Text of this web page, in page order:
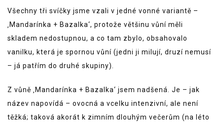
Všechny tři svíčky jsme vzali v jedné vonné variantě –
‚Mandarínka + Bazalka‘, protože většinu vůní měli
skladem nedostupnou, a co tam zbylo, obsahovalo
vanilku, která je spornou vůní (jedni ji milují, druzí nemusí
– já patřím do druhé skupiny).
Z vůně ‚Mandarínka + Bazalka‘ jsem nadšená. Je – jak
název napovídá – ovocná a vcelku intenzivní, ale není
těžká; taková akorát k zimním dlouhým večerům (na léto